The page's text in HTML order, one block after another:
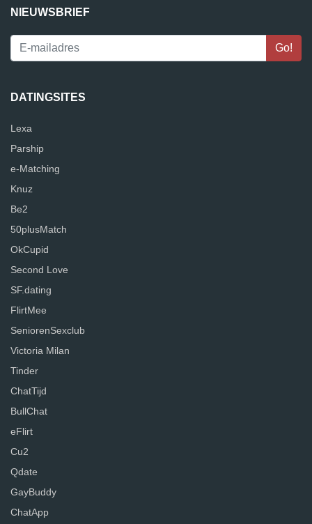
NIEUWSBRIEF
DATINGSITES
Lexa
Parship
e-Matching
Knuz
Be2
50plusMatch
OkCupid
Second Love
SF.dating
FlirtMee
SeniorenSexclub
Victoria Milan
Tinder
ChatTijd
BullChat
eFlirt
Cu2
Qdate
GayBuddy
ChatApp